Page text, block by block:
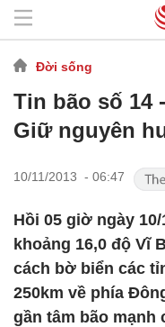
Đời sống
Tin bão số 14
Giữ nguyên
10/11/2013 - 06:47
Hồi 05 giờ ngày
khoảng 16,0 độ Vĩ
cách bờ biển các
250km về phía
gần tâm bão mạnh